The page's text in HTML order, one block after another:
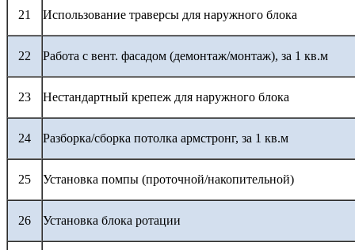
21 Использование траверсы для наружного блока
22 Работа с вент. фасадом (демонтаж/монтаж), за 1 кв.м
23 Нестандартный крепеж для наружного блока
24 Разборка/сборка потолка армстронг, за 1 кв.м
25 Установка помпы (проточной/накопительной)
26 Установка блока ротации